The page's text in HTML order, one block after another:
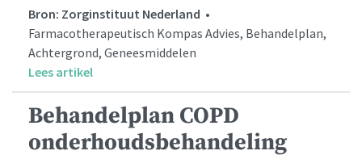
Bron: Zorginstituut Nederland •
Farmacotherapeutisch Kompas Advies, Behandelplan,
Achtergrond, Geneesmiddelen
Lees artikel
Behandelplan COPD
onderhoudsbehandeling